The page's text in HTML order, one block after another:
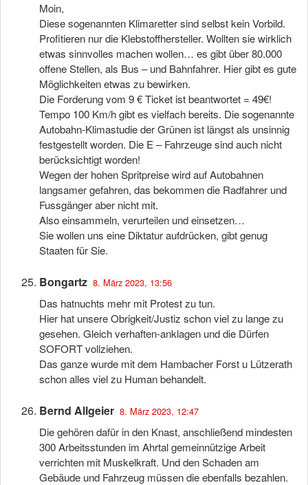
Moin,
Diese sogenannten Klimaretter sind selbst kein Vorbild.
Profitieren nur die Klebstoffhersteller. Wollten sie wirklich
etwas sinnvolles machen wollen… es gibt über 80.000
offene Stellen, als Bus – und Bahnfahrer. Hier gibt es gute
Möglichkeiten etwas zu bewirken.
Die Forderung vom 9 € Ticket ist beantwortet = 49€!
Tempo 100 Km/h gibt es vielfach bereits. Die sogenannte
Autobahn-Klimastudie der Grünen ist längst als unsinnig
festgestellt worden. Die E – Fahrzeuge sind auch nicht
berücksichtigt worden!
Wegen der hohen Spritpreise wird auf Autobahnen
langsamer gefahren, das bekommen die Radfahrer und
Fussgänger aber nicht mit.
Also einsammeln, verurteilen und einsetzen…
Sie wollen uns eine Diktatur aufdrücken, gibt genug
Staaten für Sie.
Bongartz 8. März 2023, 13:56
Das hatnuchts mehr mit Protest zu tun.
Hier hat unsere Obrigkeit/Justiz schon viel zu lange zu
gesehen. Gleich verhaften-anklagen und die Dürfen
SOFORT vollziehen.
Das ganze wurde mit dem Hambacher Forst u Lützerath
schon alles viel zu Human behandelt.
Bernd Allgeier 8. März 2023, 12:47
Die gehören dafür in den Knast, anschließend mindesten
300 Arbeitsstunden im Ahrtal gemeinnützige Arbeit
verrichten mit Muskelkraft. Und den Schaden am
Gebäude und Fahrzeug müssen die ebenfalls bezahlen.